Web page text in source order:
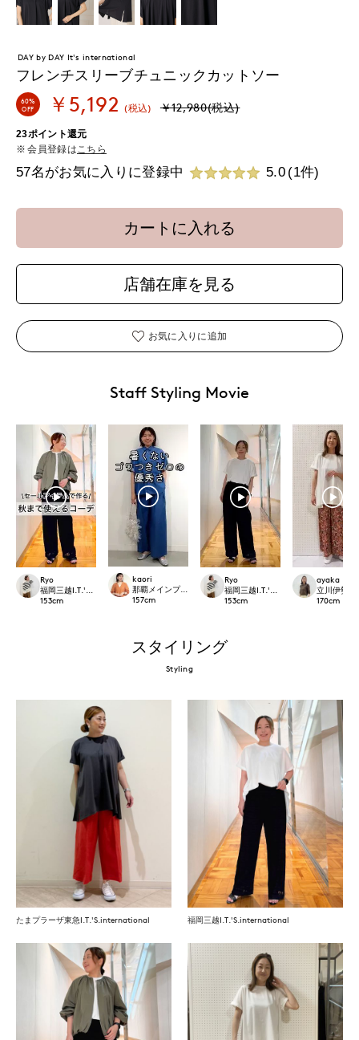
DAY by DAY It's international
フレンチスリーブチュニックカットソー
60%
OFF
￥5,192 (税込) ￥12,980(税込)
23ポイント還元
会員登録は こちら
57名がお気に入りに登録中 5.0 (1件)
カートに入れる
店舗在庫を見る
お気に入りに追加
Staff Styling Movie
Ryo
福岡三越I.T.'S.international
153cm
kaori
那覇メインプレイスI.T.'S.international
157cm
Ryo
福岡三越I.T.'S.international
153cm
ayaka
立川伊勢
170cm
スタイリング
Styling
たまプラーザ東急I.T.'S.international 福岡三越I.T.'S.international